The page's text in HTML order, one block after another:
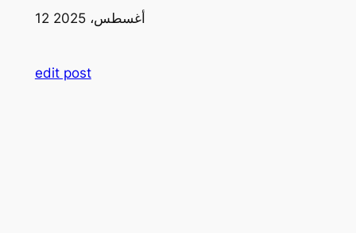
12 أغسطس، 2025
edit post